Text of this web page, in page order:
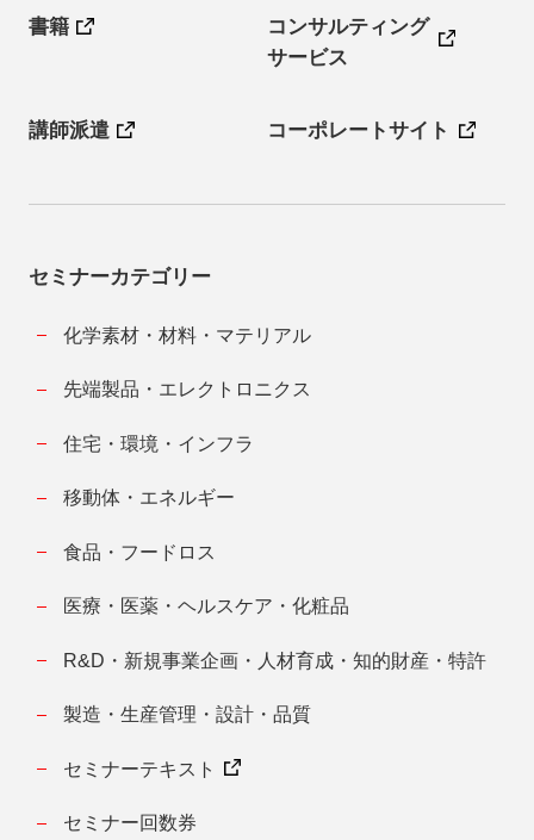
書籍
コンサルティング
サービス
講師派遣 コーポレートサイト
セミナーカテゴリー
化学素材・材料・マテリアル
先端製品・エレクトロニクス
住宅・環境・インフラ
移動体・エネルギー
食品・フードロス
医療・医薬・ヘルスケア・化粧品
R&D・新規事業企画・人材育成・知的財産・特許
製造・生産管理・設計・品質
セミナーテキスト
セミナー回数券